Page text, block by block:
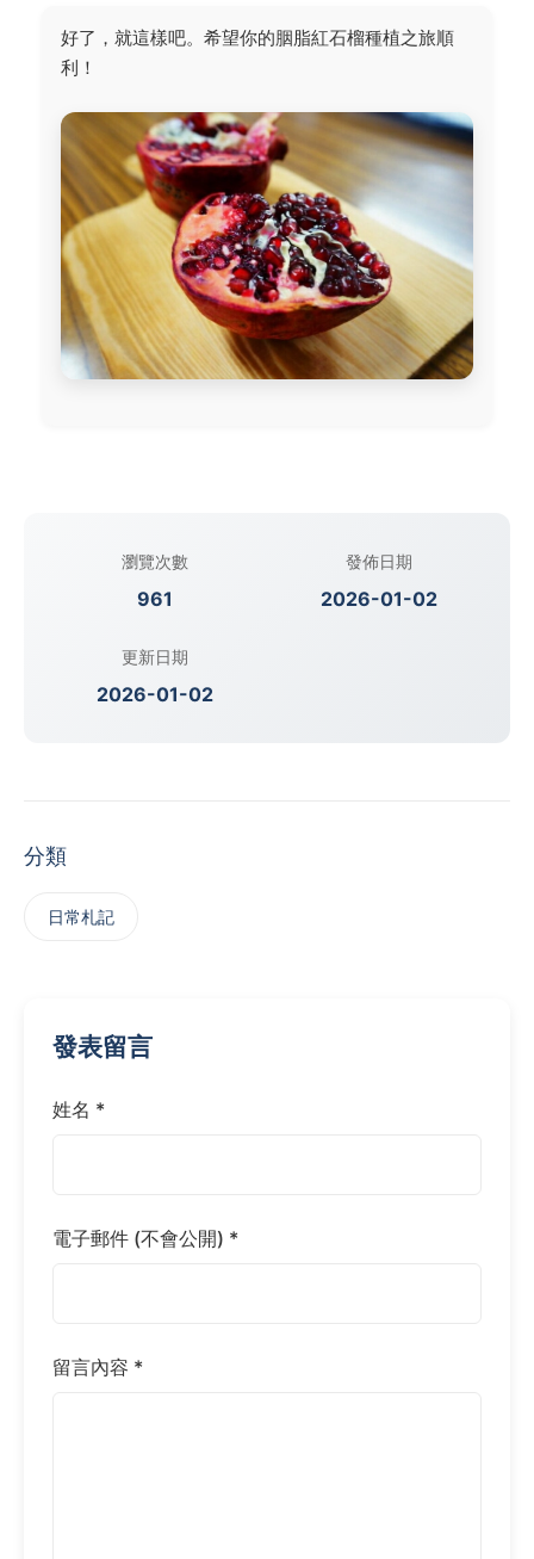
好了，就這樣吧。希望你的胭脂紅石榴種植之旅順
利！
瀏覽次數
961
發佈日期
2026-01-02
更新日期
2026-01-02
分類
日常札記
發表留言
姓名 *
電子郵件 (不會公開) *
留言內容 *